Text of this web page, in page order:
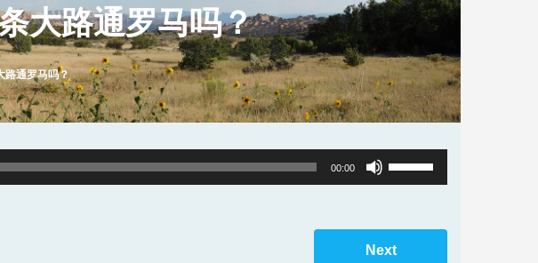
大路通罗马吗？
路通罗马吗？
00:00
Use
Up/Down
to
Next